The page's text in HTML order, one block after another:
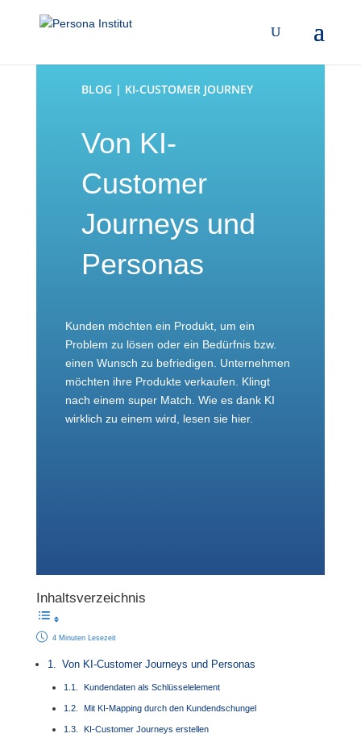
BLOG | KI-CUSTOMER JOURNEY
Von KI-
Customer
Journeys und
Personas
Kunden möchten ein Produkt, um ein
Problem zu lösen oder ein Bedürfnis bzw.
einen Wunsch zu befriedigen. Unternehmen
möchten ihre Produkte verkaufen. Klingt
nach einem super Match. Wie es dank KI
wirklich zu einem wird, lesen sie hier.
Inhaltsverzeichnis
4 Minuten Lesezeit
Von KI-Customer Journeys und Personas
Kundendaten als Schlüsselelement
Mit KI-Mapping durch den Kundendschungel
KI-Customer Journeys erstellen